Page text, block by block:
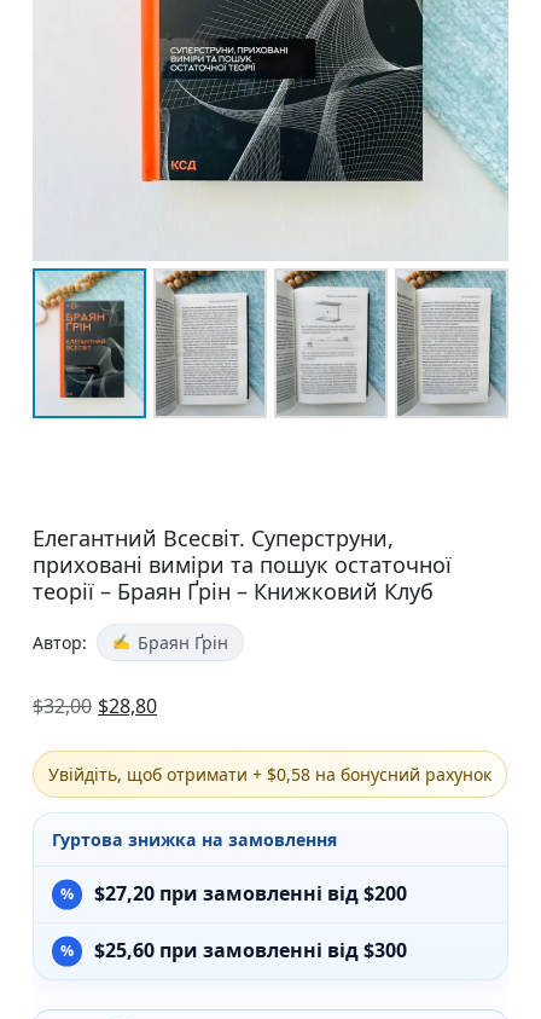
Елегантний Всесвіт. Суперструни,
приховані виміри та пошук остаточної
теорії – Браян Ґрін – Книжковий Клуб
Автор: Браян Ґрін
$32,00 $28,80
Увійдіть, щоб отримати + $0,58 на бонусний рахунок
Гуртова знижка на замовлення
$27,20 при замовленні від $200
$25,60 при замовленні від $300